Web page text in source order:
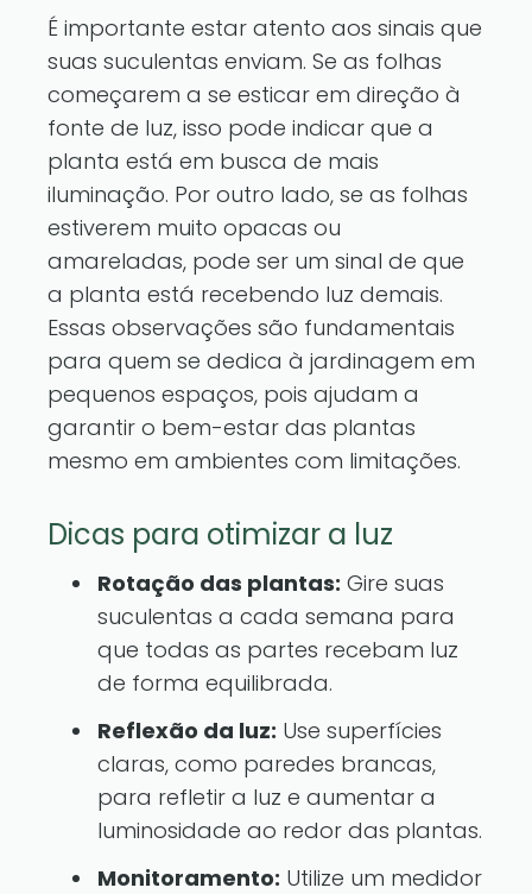
É importante estar atento aos sinais que
suas suculentas enviam. Se as folhas
começarem a se esticar em direção à
fonte de luz, isso pode indicar que a
planta está em busca de mais
iluminação. Por outro lado, se as folhas
estiverem muito opacas ou
amareladas, pode ser um sinal de que
a planta está recebendo luz demais.
Essas observações são fundamentais
para quem se dedica à jardinagem em
pequenos espaços, pois ajudam a
garantir o bem-estar das plantas
mesmo em ambientes com limitações.
Dicas para otimizar a luz
Rotação das plantas: Gire suas
suculentas a cada semana para
que todas as partes recebam luz
de forma equilibrada.
Reflexão da luz: Use superfícies
claras, como paredes brancas,
para refletir a luz e aumentar a
luminosidade ao redor das plantas.
Monitoramento: Utilize um medidor